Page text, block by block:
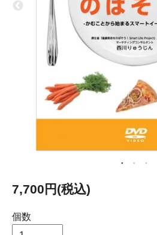
7,700円(税込)
個数